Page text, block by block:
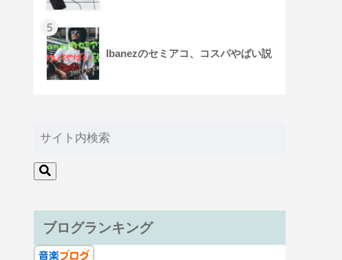
5
Ibanezのセミアコ、コスパやばい説
ブログランキング